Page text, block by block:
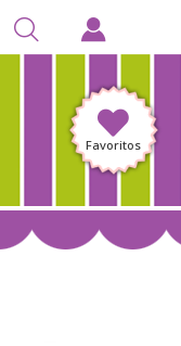
Favoritos